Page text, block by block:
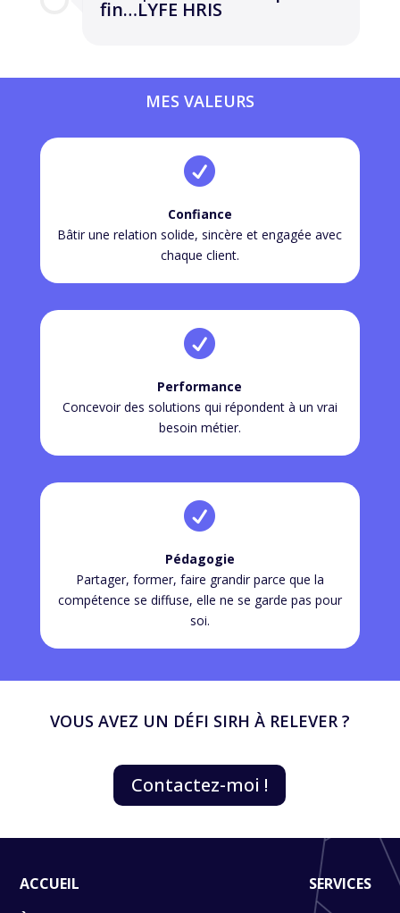
fin…LYFE HRIS
MES VALEURS

Confiance
Bâtir une relation solide, sincère et engagée avec
chaque client.

Performance
Concevoir des solutions qui répondent à un vrai
besoin métier.

Pédagogie
Partager, former, faire grandir parce que la
compétence se diffuse, elle ne se garde pas pour
soi.
VOUS AVEZ UN DÉFI SIRH À RELEVER ?
Contactez-moi !
ACCUEIL
SERVICES